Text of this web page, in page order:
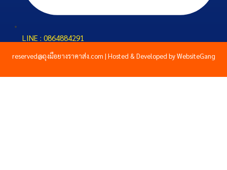
LINE : 0864884291
reserved@ถุงมือยางราคาส่ง.com | Hosted & Developed by WebsiteGang